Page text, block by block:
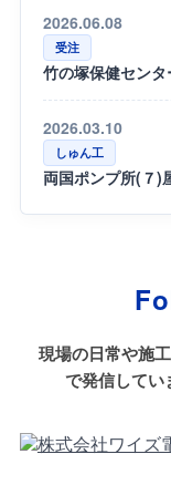
2026.06.08
受注
竹の塚保健セン
2026.03.10
しゅん工
両国ポンプ所(７)
現場の日常や施
で発信してい